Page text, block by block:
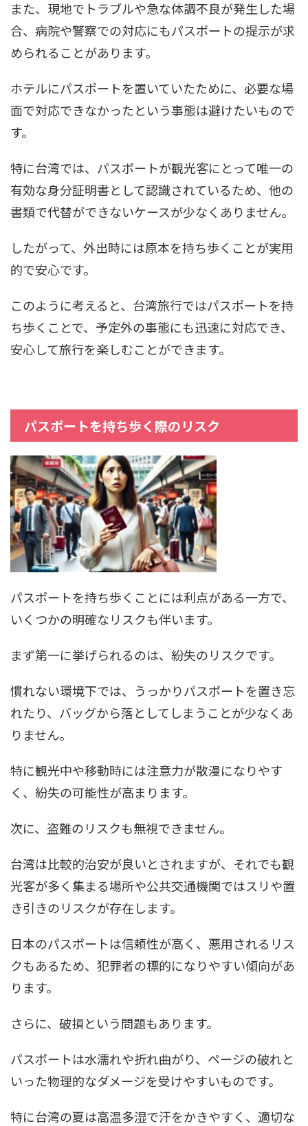
また、現地でトラブルや急な体調不良が発生した場
合、病院や警察での対応にもパスポートの提示が求
められることがあります。
ホテルにパスポートを置いていたために、必要な場
面で対応できなかったという事態は避けたいもので
す。
特に台湾では、パスポートが観光客にとって唯一の
有効な身分証明書として認識されているため、他の
書類で代替ができないケースが少なくありません。
したがって、外出時には原本を持ち歩くことが実用
的で安心です。
このように考えると、台湾旅行ではパスポートを持
ち歩くことで、予定外の事態にも迅速に対応でき、
安心して旅行を楽しむことができます。
パスポートを持ち歩く際のリスク
パスポートを持ち歩くことには利点がある一方で、
いくつかの明確なリスクも伴います。
まず第一に挙げられるのは、紛失のリスクです。
慣れない環境下では、うっかりパスポートを置き忘
れたり、バッグから落としてしまうことが少なくあ
りません。
特に観光中や移動時には注意力が散漫になりやす
く、紛失の可能性が高まります。
次に、盗難のリスクも無視できません。
台湾は比較的治安が良いとされますが、それでも観
光客が多く集まる場所や公共交通機関ではスリや置
き引きのリスクが存在します。
日本のパスポートは信頼性が高く、悪用されるリス
クもあるため、犯罪者の標的になりやすい傾向があ
ります。
さらに、破損という問題もあります。
パスポートは水濡れや折れ曲がり、ページの破れと
いった物理的なダメージを受けやすいものです。
特に台湾の夏は高温多湿で汗をかきやすく、適切な